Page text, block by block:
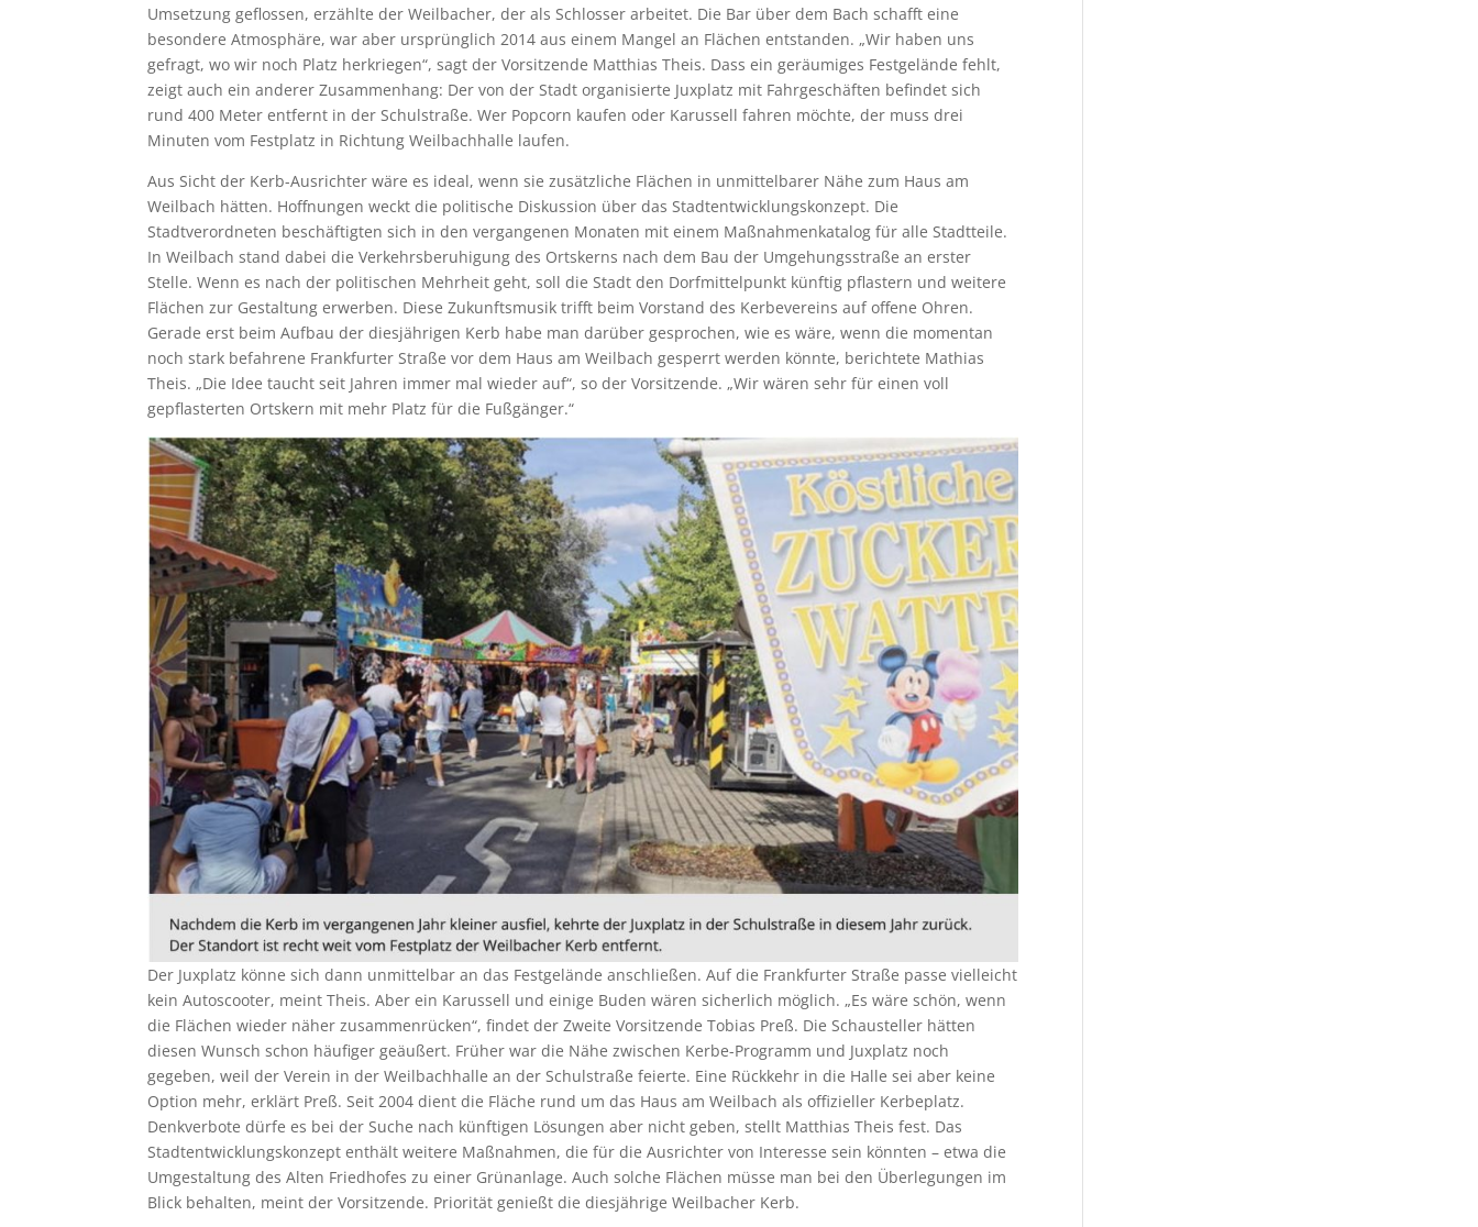
Umsetzung geflossen, erzählte der Weilbacher, der als Schlosser arbeitet. Die Bar über dem Bach schafft eine
besondere Atmosphäre, war aber ursprünglich 2014 aus einem Mangel an Flächen entstanden. „Wir haben uns
gefragt, wo wir noch Platz herkriegen“, sagt der Vorsitzende Matthias Theis. Dass ein geräumiges Festgelände fehlt,
zeigt auch ein anderer Zusammenhang: Der von der Stadt organisierte Juxplatz mit Fahrgeschäften befindet sich
rund 400 Meter entfernt in der Schulstraße. Wer Popcorn kaufen oder Karussell fahren möchte, der muss drei
Minuten vom Festplatz in Richtung Weilbachhalle laufen.
Aus Sicht der Kerb-Ausrichter wäre es ideal, wenn sie zusätzliche Flächen in unmittelbarer Nähe zum Haus am
Weilbach hätten. Hoffnungen weckt die politische Diskussion über das Stadtentwicklungskonzept. Die
Stadtverordneten beschäftigten sich in den vergangenen Monaten mit einem Maßnahmenkatalog für alle Stadtteile.
In Weilbach stand dabei die Verkehrsberuhigung des Ortskerns nach dem Bau der Umgehungsstraße an erster
Stelle. Wenn es nach der politischen Mehrheit geht, soll die Stadt den Dorfmittelpunkt künftig pflastern und weitere
Flächen zur Gestaltung erwerben. Diese Zukunftsmusik trifft beim Vorstand des Kerbevereins auf offene Ohren.
Gerade erst beim Aufbau der diesjährigen Kerb habe man darüber gesprochen, wie es wäre, wenn die momentan
noch stark befahrene Frankfurter Straße vor dem Haus am Weilbach gesperrt werden könnte, berichtete Mathias
Theis. „Die Idee taucht seit Jahren immer mal wieder auf“, so der Vorsitzende. „Wir wären sehr für einen voll
gepflasterten Ortskern mit mehr Platz für die Fußgänger.“
Der Juxplatz könne sich dann unmittelbar an das Festgelände anschließen. Auf die Frankfurter Straße passe vielleicht
kein Autoscooter, meint Theis. Aber ein Karussell und einige Buden wären sicherlich möglich. „Es wäre schön, wenn
die Flächen wieder näher zusammenrücken“, findet der Zweite Vorsitzende Tobias Preß. Die Schausteller hätten
diesen Wunsch schon häufiger geäußert. Früher war die Nähe zwischen Kerbe-Programm und Juxplatz noch
gegeben, weil der Verein in der Weilbachhalle an der Schulstraße feierte. Eine Rückkehr in die Halle sei aber keine
Option mehr, erklärt Preß. Seit 2004 dient die Fläche rund um das Haus am Weilbach als offizieller Kerbeplatz.
Denkverbote dürfe es bei der Suche nach künftigen Lösungen aber nicht geben, stellt Matthias Theis fest. Das
Stadtentwicklungskonzept enthält weitere Maßnahmen, die für die Ausrichter von Interesse sein könnten – etwa die
Umgestaltung des Alten Friedhofes zu einer Grünanlage. Auch solche Flächen müsse man bei den Überlegungen im
Blick behalten, meint der Vorsitzende. Priorität genießt die diesjährige Weilbacher Kerb.